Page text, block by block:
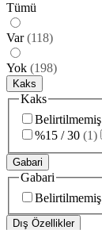
Tümü
Var (118)
Yok (198)
Kaks
Kaks
Belirtilmemiş
%15 / 30 (1)
Gabari
Gabari
Belirtilmemiş
Dış Özellikler